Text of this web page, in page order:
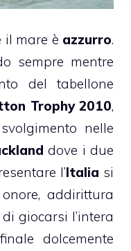
il mare è azzurro.
sempre mentre
del tabellone
Trophy 2010,
nelle
dove i due
l’Italia si
addirittura
giocarsi l’intera
dolcemente